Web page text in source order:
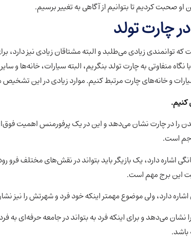
صحبت کردیم تا بتوانیم از آگاهی به تغییر برسیم.
چارت تولد
توانمندی زیادی می‌طلبد و البته مشتاقان زیادی نیز دارد،
نگاه منفاوتی به چارت تولد بنگریم، البته سیارات، خانه‌ها و
و خانه‌های چارت مرتبط کنیم. موارد زیادی در این
کنیم.
را در چارت نشان می‌دهد و این در یک پرفورمنس اهمیت
است.
اشاره دارد، یک بازیگر باید بتواند در نقش‌های مختلف فرو
این برج مهم است.
دارد، ولی موضوع مهمتر اینکه خود فرد و شهرتش را نیز
می‌دهد و برای اینکه فرد به بتواند در جامعه حرفه‌ای به
باشد.